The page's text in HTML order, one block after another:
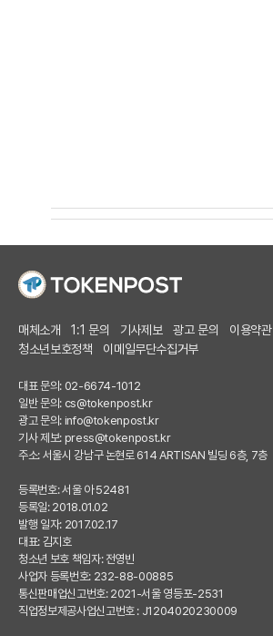
매체소개 1:1 문의 기사제보 광고 문의 이용약관
청소년보호정책
이메일무단수집거부
대표 문의: 02-6674-1012
일반 문의: cs@tokenpost.kr
광고 문의: info@tokenpost.kr
기사 제보: press@tokenpost.kr
주소: 서울시 강남구 논현로 614 ARTISAN 빌딩 6층, 7층
등록번호: 서울 아 52481
등록일: 2018.01.02
발행 일자: 2017.02.17
대표: 김지호
청소년 보호 책임자: 전영빈
사업자 등록번호: 232-88-00885
통신판매업신고번호: 2021-서울 영등포-2531
직업정보제공사업신고번호 : J1204020230009